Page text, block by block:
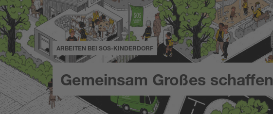
ARBEITEN BEI SOS-KINDERDORF
Gemeinsam Großes schaffen